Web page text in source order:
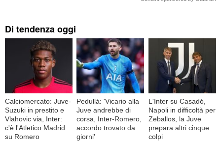
Di tendenza oggi
Calciomercato: Juve-
Suzuki in prestito e
Vlahovic via, Inter:
c'è l'Atletico Madrid
su Romero
Pedullà: 'Vicario alla
Juve andrebbe di
corsa, Inter-Romero,
accordo trovato da
giorni'
L'Inter su Casadó,
Napoli in difficoltà per
Zeballos, la Juve
prepara altri cinque
colpi